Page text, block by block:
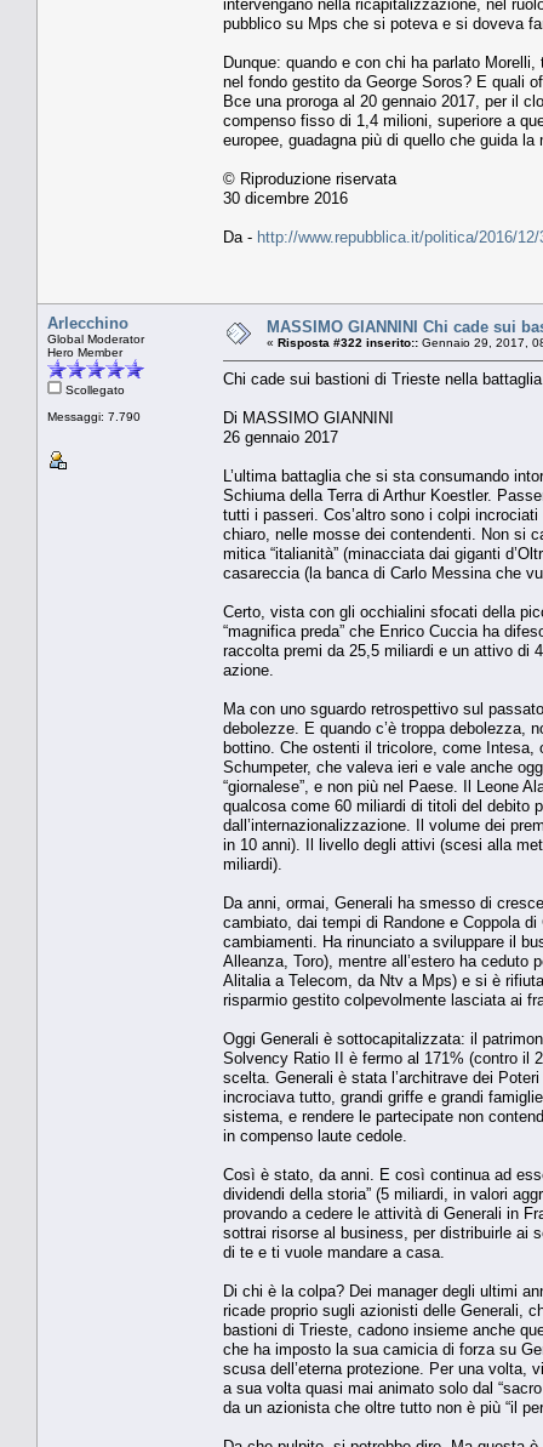
intervengano nella ricapitalizzazione, nel
pubblico su Mps che si poteva e si doveva
Dunque: quando e con chi ha parlato
nel fondo gestito da George Soros? E quali
Bce una proroga al 20 gennaio 2017, per il
compenso fisso di 1,4 milioni, superiore a
europee, guadagna più di quello che guida
© Riproduzione riservata
30 dicembre 2016
Da - http://www.repubblica.it/politica/2016/
Arlecchino
Global Moderator
Hero Member
Scollegato
Messaggi: 7.790
MASSIMO GIANNINI Chi cade sui
« Risposta #322 inserito:: Gennaio 29, 2017,
Chi cade sui bastioni di Trieste nella
Di MASSIMO GIANNINI
26 gennaio 2017
L’ultima battaglia che si sta consumando
Schiuma della Terra di Arthur Koestler.
tutti i passeri. Cos’altro sono i colpi
chiaro, nelle mosse dei contendenti. Non si
mitica “italianità” (minacciata dai giganti
casareccia (la banca di Carlo Messina che
Certo, vista con gli occhialini sfocati della
“magnifica preda” che Enrico Cuccia ha
raccolta premi da 25,5 miliardi e un attivo di
azione.
Ma con uno sguardo retrospettivo sul
debolezze. E quando c’è troppa debolezza,
bottino. Che ostenti il tricolore, come Intesa,
Schumpeter, che valeva ieri e vale anche
“giornalese”, e non più nel Paese. Il Leone
qualcosa come 60 miliardi di titoli del debito
dall’internazionalizzazione. Il volume dei
in 10 anni). Il livello degli attivi (scesi alla
miliardi).
Da anni, ormai, Generali ha smesso di
cambiato, dai tempi di Randone e Coppola
cambiamenti. Ha rinunciato a sviluppare il
Alleanza, Toro), mentre all’estero ha ceduto
Alitalia a Telecom, da Ntv a Mps) e si è
risparmio gestito colpevolmente lasciata ai
Oggi Generali è sottocapitalizzata: il
Solvency Ratio II è fermo al 171% (contro il
scelta. Generali è stata l’architrave dei
incrociava tutto, grandi griffe e grandi
sistema, e rendere le partecipate non
in compenso laute cedole.
Così è stato, da anni. E così continua ad
dividendi della storia” (5 miliardi, in valori
provando a cedere le attività di Generali in
sottrai risorse al business, per distribuirle ai
di te e ti vuole mandare a casa.
Di chi è la colpa? Dei manager degli ultimi
ricade proprio sugli azionisti delle Generali,
bastioni di Trieste, cadono insieme anche
che ha imposto la sua camicia di forza su
scusa dell’eterna protezione. Per una volta,
a sua volta quasi mai animato solo dal
da un azionista che oltre tutto non è più “il